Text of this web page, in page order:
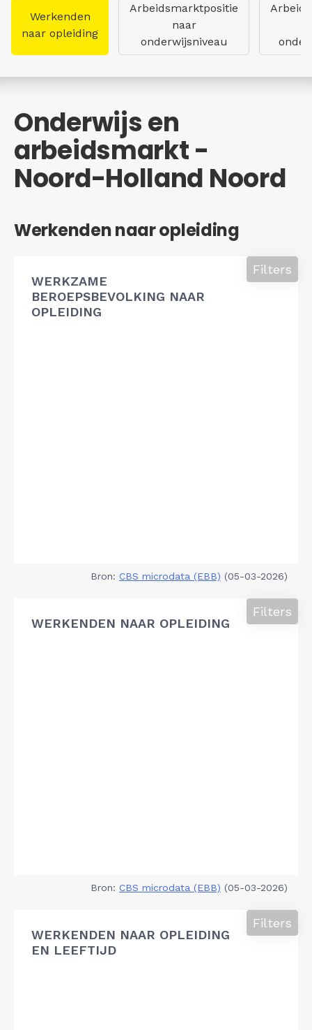
Werkenden
naar opleiding
Arbeidsmarktpositie
naar
onderwijsniveau
Onderwijs en
arbeidsmarkt -
Noord-Holland Noord
Werkenden naar opleiding
WERKZAME
BEROEPSBEVOLKING NAAR
OPLEIDING
Filters
Bron: CBS microdata (EBB) (05-03-2026)
WERKENDEN NAAR OPLEIDING
Filters
Bron: CBS microdata (EBB) (05-03-2026)
WERKENDEN NAAR OPLEIDING
EN LEEFTIJD
Filters